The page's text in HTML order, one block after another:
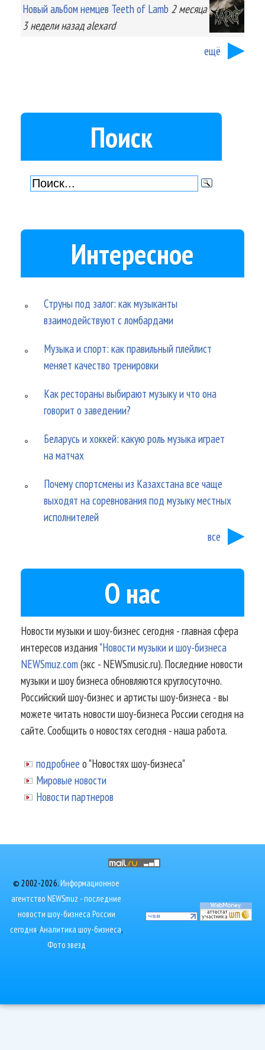
Новый альбом немцев Teeth of Lamb 2 месяца
3 неделиназад alexard
ещё
Поиск
Интересное
Струны под залог: как музыканты
взаимодействуют с ломбардами
Музыка и спорт: как правильный плейлист
меняет качество тренировки
Как рестораны выбирают музыку и что она
говорит о заведении?
Беларусь и хоккей: какую роль музыка играет
на матчах
Почему спортсмены из Казахстана все чаще
выходят на соревнования под музыку местных
исполнителей
все
О нас
Новости музыки и шоу-бизнес сегодня - главная сфера
интересов издания"Новости музыки и шоу-бизнеса
NEWSmuz.com(экс - NEWSmusic.ru). Последние новости
музыки и шоу бизнеса обновляются круглосуточно.
Российский шоу-бизнес и артисты шоу-бизнеса - вы
можете читать новости шоу-бизнеса России сегодня на
сайте. Сообщить о новостях сегодня - наша работа.
подробнее о "Новостях шоу-бизнеса"
Мировые новости
Новости партнеров
© 2002-2026.Информационное
агентство NEWSmuz - последние
новости шоу-бизнеса России
сегодня.Аналитика шоу-бизнеса,
Фото звезд